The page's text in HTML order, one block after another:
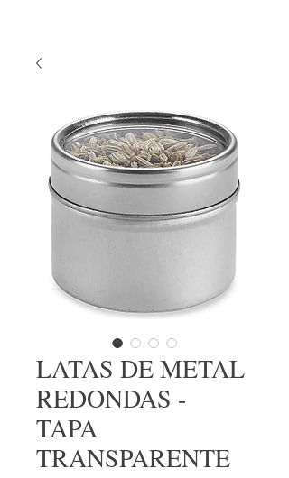
LATAS DE METAL
REDONDAS -
TAPA
TRANSPARENTE